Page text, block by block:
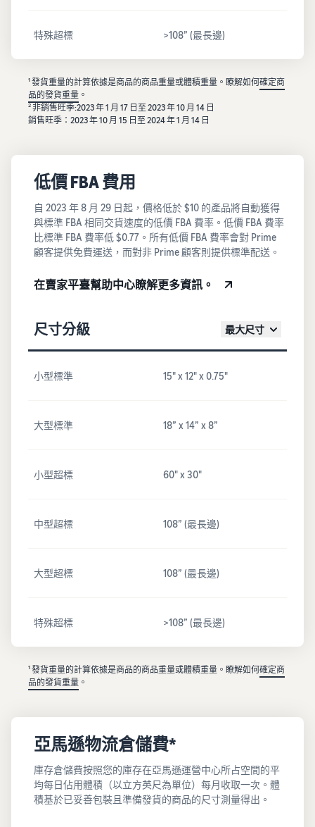
特殊超標 >108” (最長邊)
¹ 發貨重量的計算依據是商品的商品重量或體積重量。瞭解如何確定商
品的發貨重量 。
2 非銷售旺季:2023 年 1 月 17 日至 2023 年 10 月 14 日
銷售旺季：2023 年 10 月 15 日至 2024 年 1 月 14 日
低價 FBA 費用
自 2023 年 8 月 29 日起，價格低於 $10 的產品將自動獲得
與標準 FBA 相同交貨速度的低價 FBA 費率。低價 FBA 費率
比標準 FBA 費率低 $0.77。所有低價 FBA 費率會對 Prime
顧客提供免費運送，而對非 Prime 顧客則提供標準配送。
在賣家平臺幫助中心瞭解更多資訊。
尺寸分級 最大尺寸
小型標準 15" x 12" x 0.75"
大型標準 18” x 14” x 8”
小型超標 60" x 30"
中型超標 108” (最長邊)
大型超標 108” (最長邊)
特殊超標 >108” (最長邊)
¹ 發貨重量的計算依據是商品的商品重量或體積重量。瞭解如何確定商
品的發貨重量 。
亞馬遜物流倉儲費*
庫存倉儲費按照您的庫存在亞馬遜運營中心所占空間的平
均每日佔用體積（以立方英尺為單位）每月收取一次。體
積基於已妥善包裝且準備發貨的商品的尺寸測量得出。